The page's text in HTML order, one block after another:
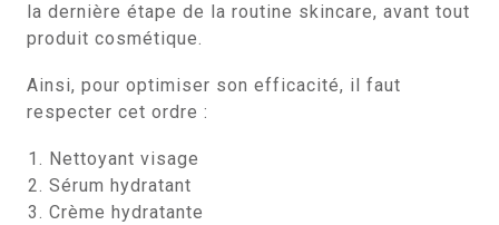
la dernière étape de la routine skincare, avant tout
produit cosmétique.
Ainsi, pour optimiser son efficacité, il faut
respecter cet ordre :
Nettoyant visage
Sérum hydratant
Crème hydratante